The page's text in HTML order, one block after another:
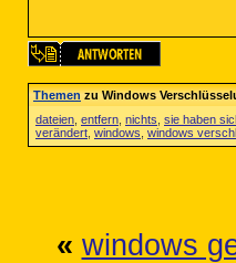
Themenzu Windows
dateien entfern nichts sie haben
verändert windows windows
« windows